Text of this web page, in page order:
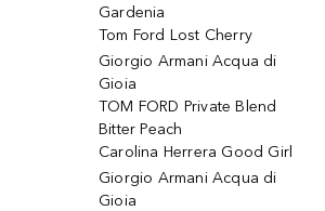
Gardenia
Tom Ford Lost Cherry
Giorgio Armani Acqua di
Gioia
TOM FORD Private Blend
Bitter Peach
Carolina Herrera Good Girl
Giorgio Armani Acqua di
Gioia